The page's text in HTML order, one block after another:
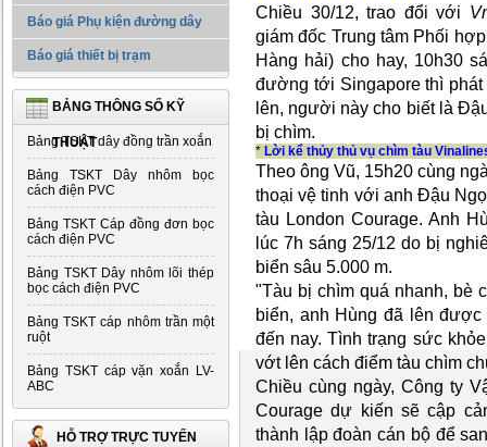
Báo giá Phụ kiện đường dây
Báo giá thiết bị trạm
BẢNG THÔNG SỐ KỸ
THUẬT
Bảng TSKT dây đồng trần xoắn
Bảng TSKT Dây nhôm bọc
cách điện PVC
Bảng TSKT Cáp đồng đơn bọc
cách điện PVC
Bảng TSKT Dây nhôm lõi thép
bọc cách điện PVC
Bảng TSKT cáp nhôm trần một
ruột
Bảng TSKT cáp vặn xoắn LV-
ABC
HỖ TRỢ TRỰC TUYẾN
Chiều 30/12, trao đổi với
giám đốc Trung tâm Phối
Hàng hải) cho hay, 10h30
đường tới Singapore thì
lên, người này cho biết là
bị chìm.
* Lời kể thủy thủ vụ chìm tàu
Theo ông Vũ, 15h20 cùng
thoại vệ tinh với anh Đậu
tàu London Courage. Anh
lúc 7h sáng 25/12 do bị
biển sâu 5.000 m.
"Tàu bị chìm quá nhanh, bè
biển, anh Hùng đã lên
đến nay. Tình trạng sức
vớt lên cách điểm tàu chìm
Chiều cùng ngày, Công ty
Courage dự kiến sẽ cập
thành lập đoàn cán bộ để